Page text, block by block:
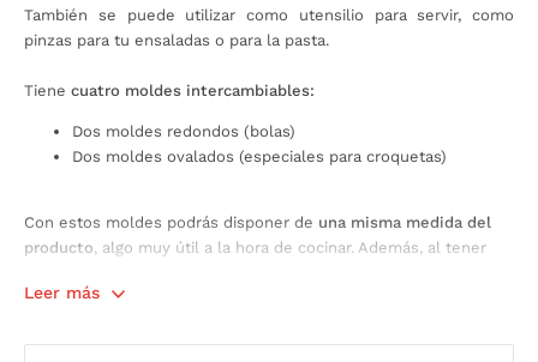
También se puede utilizar como utensilio para servir, como
pinzas para tu ensaladas o para la pasta.
Tiene cuatro moldes intercambiables:
Dos moldes redondos (bolas)
Dos moldes ovalados (especiales para croquetas)
Con estos moldes podrás disponer de una misma medida del
producto, algo muy útil a la hora de cocinar. Además, al tener
Fácil de limpiar y ocupa muy poco espacio.
Leer más